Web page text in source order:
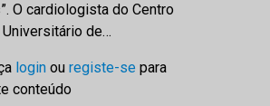
O cardiologista do Centro
de…
login ou registe-se para
conteúdo